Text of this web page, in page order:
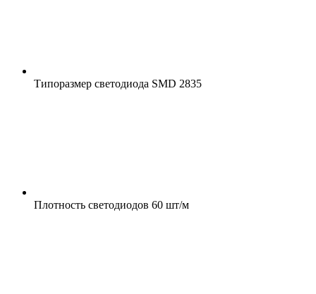
Типоразмер светодиода SMD 2835
Плотность светодиодов 60 шт/м